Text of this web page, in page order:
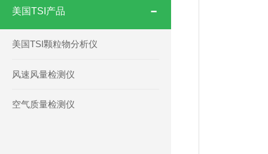
美国TSI产品
美国TSI颗粒物分析仪
风速风量检测仪
空气质量检测仪